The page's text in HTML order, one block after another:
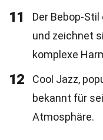
11
Der Bebop-
und zeichnet
komplexe
12
Cool Jazz,
bekannt für
Atmosphäre.